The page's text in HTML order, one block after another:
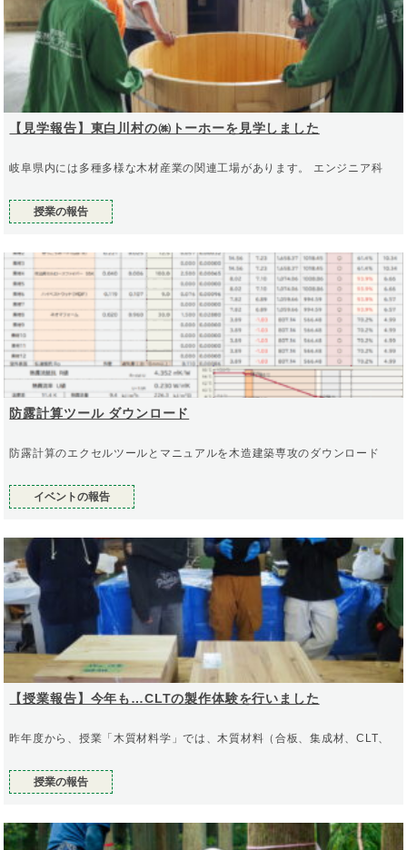
【見学報告】東白川村の㈱トーホーを見学しました
岐阜県内には多種多様な木材産業の関連工場があります。 エンジニア科
授業の報告
防露計算ツール ダウンロード
防露計算のエクセルツールとマニュアルを木造建築専攻のダウンロード
イベントの報告
【授業報告】今年も…CLTの製作体験を行いました
昨年度から、授業「木質材料学」では、木質材料（合板、集成材、CLT、
授業の報告